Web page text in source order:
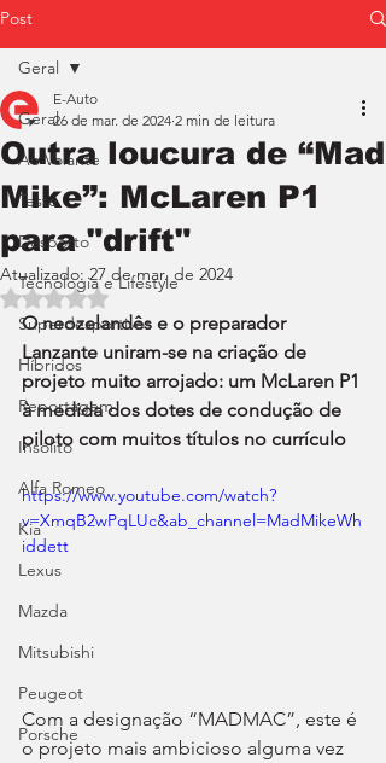
Post
Geral
Ao Volante
Teste
Desporto
Tecnologia e Lifestyle
Superdesportivos
Híbridos
Reportagem
Insólito
Alfa Romeo
Kia
Lexus
Mazda
Mitsubishi
Peugeot
Porsche
Geral
Outra loucura de “Mad
Mike”: McLaren P1
para "drift"
E-Auto
26 de mar. de 2024 2 min de leitura
Atualizado:27 de mar. de 2024
Avaliado com NaN de 5 estrelas.
O neozelandês e o preparador
Lanzante uniram-se na criação de
projeto muito arrojado: um McLaren P1
à medida dos dotes de condução de
piloto com muitos títulos no currículo
https://www.youtube.com/watch?
v=XmqB2wPqLUc&ab_channel=MadMikeWh
iddett
Com a designação “MADMAC”, este é
o projeto mais ambicioso alguma vez